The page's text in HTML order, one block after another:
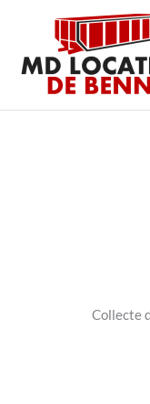
contenu
Collecte